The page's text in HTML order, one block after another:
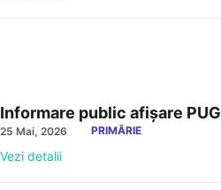
Informare public afișare PUG
25 Mai, 2026 PRIMĂRIE
Vezi detalii